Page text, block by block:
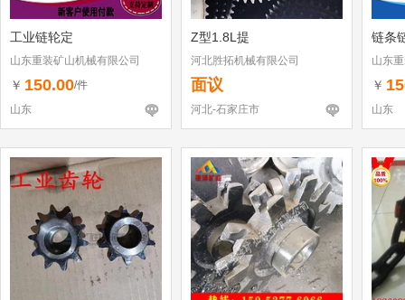
工业链轮定
山东重装矿山机械有限公司
￥ 150.00/件
山东
Z型1.8L提
河北胜拓机械有限公司
面议
河北-石家庄市
链条
山东
￥
山东